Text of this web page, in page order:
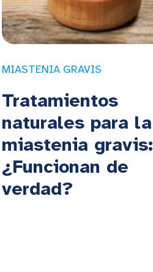
MIASTENIA GRAVIS
Tratamientos
naturales para la
miastenia gravis:
¿Funcionan de
verdad?